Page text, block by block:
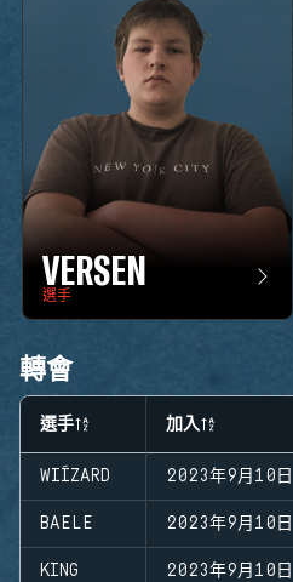
VERSEN
選手
轉會
選手 加入
WIÍZARD 2023年9月10日
BAELE 2023年9月10日
KING 2023年9月10日